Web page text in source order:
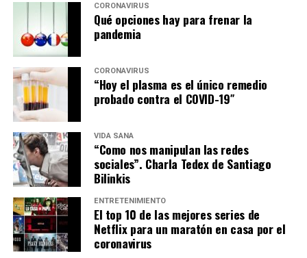
CORONAVIRUS
Qué opciones hay para frenar la
pandemia
CORONAVIRUS
“Hoy el plasma es el único remedio
probado contra el COVID-19″
VIDA SANA
“Como nos manipulan las redes
sociales”. Charla Tedex de Santiago
Bilinkis
ENTRETENIMIENTO
El top 10 de las mejores series de
Netflix para un maratón en casa por el
coronavirus